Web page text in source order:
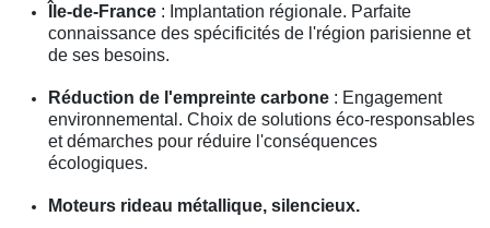
Île-de-France : Implantation régionale. Parfaite
connaissance des spécificités de l'région parisienne et
de ses besoins.
Réduction de l'empreinte carbone : Engagement
environnemental. Choix de solutions éco-responsables
et démarches pour réduire l'conséquences
écologiques.
Moteurs rideau métallique, silencieux.